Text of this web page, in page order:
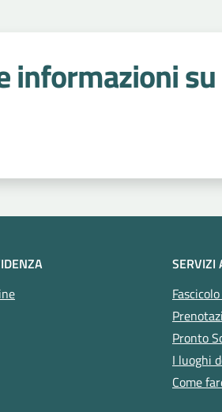
informazioni
SERVIZI
Pronto
I luoghi
Come